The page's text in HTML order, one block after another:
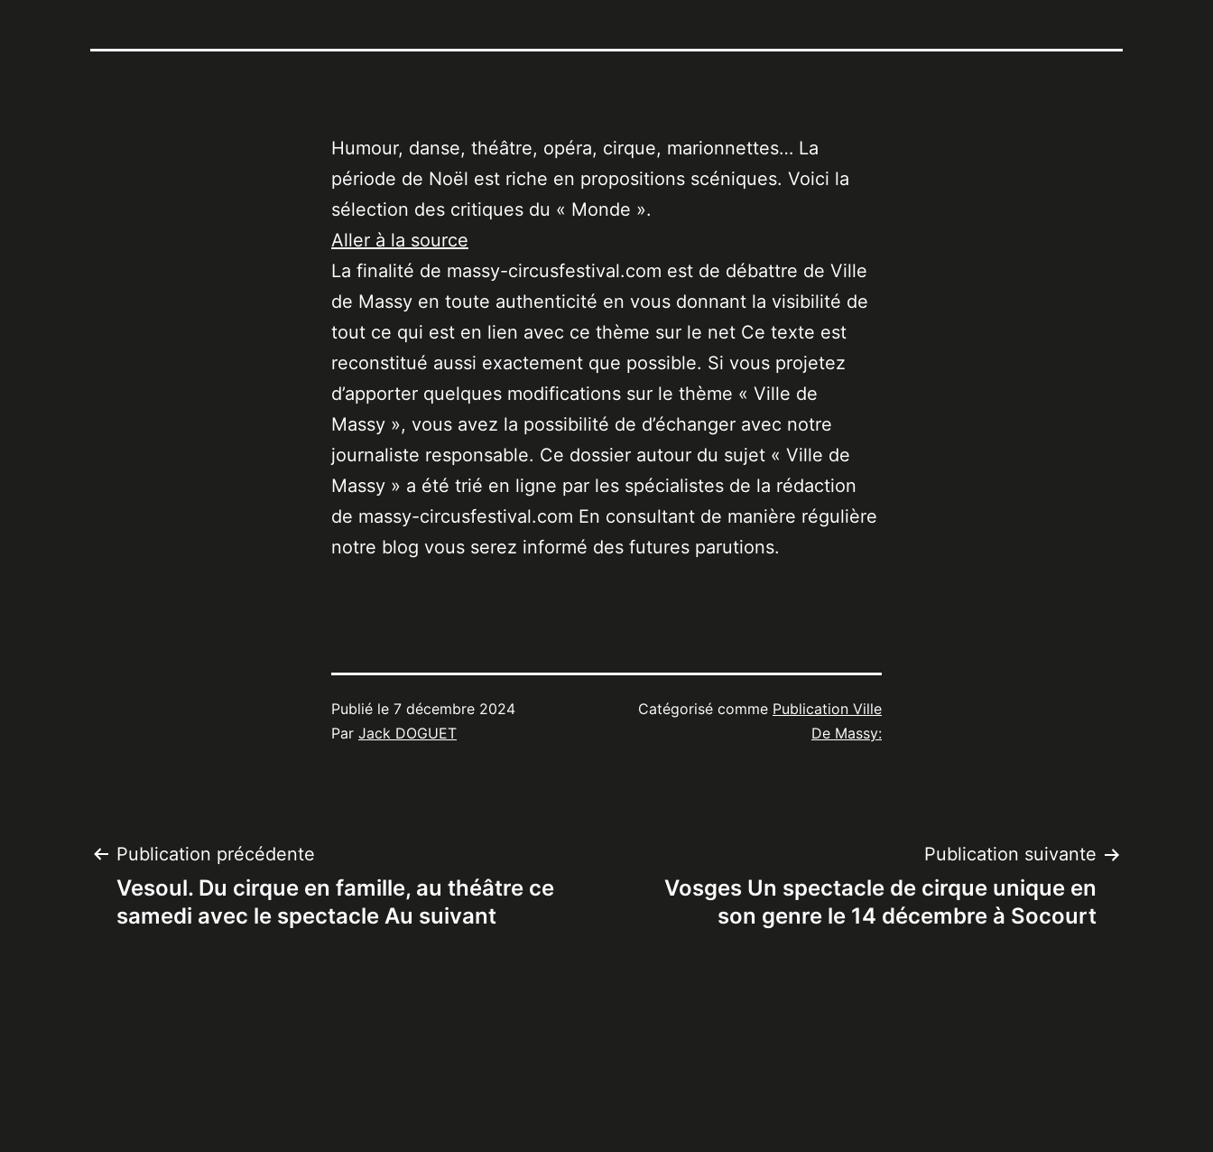
Humour, danse, théâtre, opéra, cirque, marionnettes… La
période de Noël est riche en propositions scéniques. Voici la
sélection des critiques du « Monde ».
Aller à la source
La finalité de massy-circusfestival.com est de débattre de Ville
de Massy en toute authenticité en vous donnant la visibilité de
tout ce qui est en lien avec ce thème sur le net Ce texte est
reconstitué aussi exactement que possible. Si vous projetez
d’apporter quelques modifications sur le thème « Ville de
Massy », vous avez la possibilité de d’échanger avec notre
journaliste responsable. Ce dossier autour du sujet « Ville de
Massy » a été trié en ligne par les spécialistes de la rédaction
de massy-circusfestival.com En consultant de manière régulière
notre blog vous serez informé des futures parutions.
Publié le 7 décembre 2024
Par Jack DOGUET
Catégorisé comme Publication Ville
De Massy:
Navigation
de
Publication précédente
Vesoul. Du cirque en famille, au théâtre ce
samedi avec le spectacle Au suivant
Publication suivante
Vosges Un spectacle de cirque unique en
son genre le 14 décembre à Socourt